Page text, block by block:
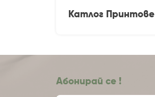
Катлог Принтове
Абонирай се !